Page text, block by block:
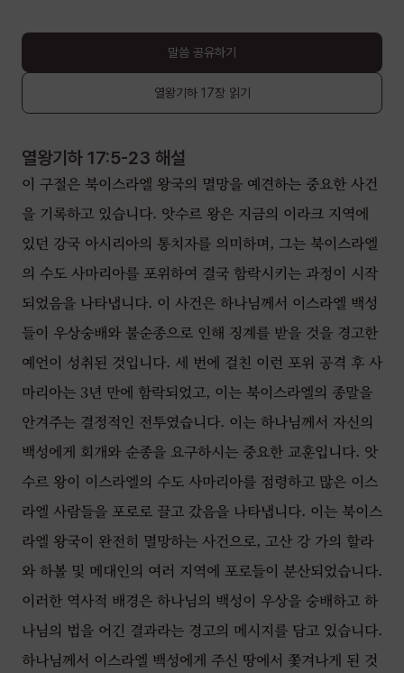
말씀 공유하기
열왕기하 17장읽기
열왕기하 17:5-23 해설
이 구절은 북이스라엘 왕국의 멸망을 예견하는 중요한 사건
을 기록하고 있습니다. 앗수르 왕은 지금의 이라크 지역에
있던 강국 아시리아의 통치자를 의미하며, 그는 북이스라엘
의 수도 사마리아를 포위하여 결국 함락시키는 과정이 시작
되었음을 나타냅니다. 이 사건은 하나님께서 이스라엘 백성
들이 우상숭배와 불순종으로 인해 징계를 받을 것을 경고한
예언이 성취된 것입니다. 세 번에 걸친 이런 포위 공격 후 사
마리아는 3년 만에 함락되었고, 이는 북이스라엘의 종말을
안겨주는 결정적인 전투였습니다. 이는 하나님께서 자신의
백성에게 회개와 순종을 요구하시는 중요한 교훈입니다. 앗
수르 왕이 이스라엘의 수도 사마리아를 점령하고 많은 이스
라엘 사람들을 포로로 끌고 갔음을 나타냅니다. 이는 북이스
라엘 왕국이 완전히 멸망하는 사건으로, 고산 강 가의 할라
와 하볼 및 메대인의 여러 지역에 포로들이 분산되었습니다.
이러한 역사적 배경은 하나님의 백성이 우상을 숭배하고 하
나님의 법을 어긴 결과라는 경고의 메시지를 담고 있습니다.
하나님께서 이스라엘 백성에게 주신 땅에서 쫓겨나게 된 것